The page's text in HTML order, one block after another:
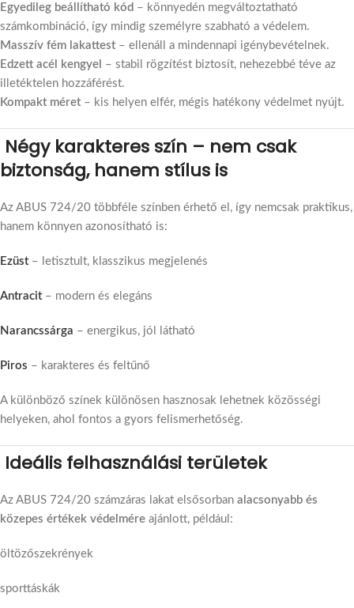
Egyedileg beállítható kód – könnyedén megváltoztatható
számkombináció, így mindig személyre szabható a védelem.
Masszív fém lakattest– ellenáll a mindennapi igénybevételnek.
Edzett acél kengyel – stabil rögzítést biztosít, nehezebbé téve az
illetéktelen hozzáférést.
Kompakt méret– kis helyen elfér, mégis hatékony védelmet nyújt.
Négy karakteres szín – nem csak
biztonság, hanem stílus is
Az ABUS 724/20 többféle színben érhető el, így nemcsak praktikus,
hanem könnyen azonosítható is:
Ezüst– letisztult, klasszikus megjelenés
Antracit– modern és elegáns
Narancssárga – energikus, jól látható
Piros – karakteres és feltűnő
A különböző színek különösen hasznosak lehetnek közösségi
helyeken, ahol fontos a gyors felismerhetőség.
Ideális felhasználási területek
Az ABUS 724/20 számzáras lakat elsősorban alacsonyabb és
közepes értékek védelmére ajánlott, például:
öltözőszekrények
sporttáskák